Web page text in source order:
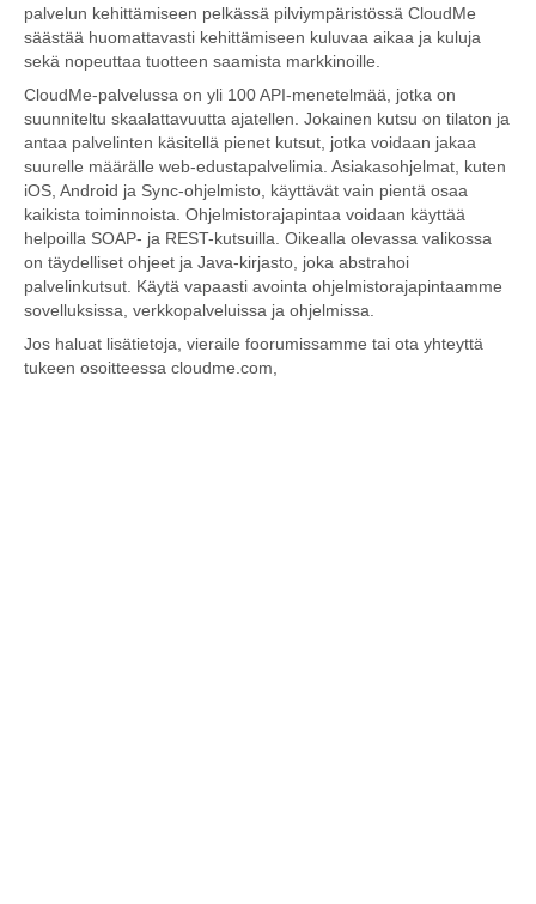
palvelun kehittämiseen pelkässä pilviympäristössä CloudMe
säästää huomattavasti kehittämiseen kuluvaa aikaa ja kuluja
sekä nopeuttaa tuotteen saamista markkinoille.
CloudMe-palvelussa on yli 100 API-menetelmää, jotka on
suunniteltu skaalattavuutta ajatellen. Jokainen kutsu on tilaton ja
antaa palvelinten käsitellä pienet kutsut, jotka voidaan jakaa
suurelle määrälle web-edustapalvelimia. Asiakasohjelmat, kuten
iOS, Android ja Sync-ohjelmisto, käyttävät vain pientä osaa
kaikista toiminnoista. Ohjelmistorajapintaa voidaan käyttää
helpoilla SOAP- ja REST-kutsuilla. Oikealla olevassa valikossa
on täydelliset ohjeet ja Java-kirjasto, joka abstrahoi
palvelinkutsut. Käytä vapaasti avointa ohjelmistorajapintaamme
sovelluksissa, verkkopalveluissa ja ohjelmissa.
Jos haluat lisätietoja, vieraile foorumissamme tai ota yhteyttä
tukeen osoitteessa cloudme.com,